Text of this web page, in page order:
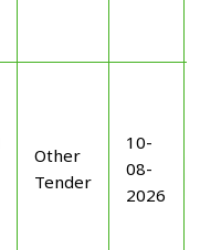
Other
Tender
10-
08-
2026